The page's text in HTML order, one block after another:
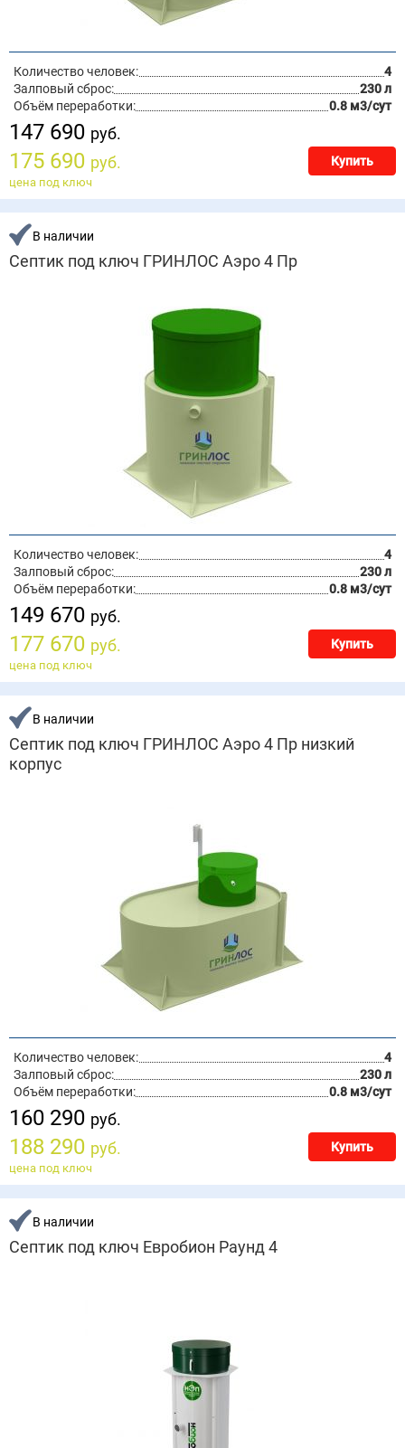
Количество человек:
4
Залповый сброс:
230 л
Объём переработки:
0.8 м3/сут
147 690 руб.
175 690 руб. Купить
цена под ключ
В наличии
Септик под ключ ГРИНЛОС Аэро 4 Пр
Количество человек:
4
Залповый сброс:
230 л
Объём переработки:
0.8 м3/сут
149 670 руб.
177 670 руб. Купить
цена под ключ
В наличии
Септик под ключ ГРИНЛОС Аэро 4 Пр низкий
корпус
Количество человек:
4
Залповый сброс:
230 л
Объём переработки:
0.8 м3/сут
160 290 руб.
188 290 руб. Купить
цена под ключ
В наличии
Септик под ключ Евробион Раунд 4